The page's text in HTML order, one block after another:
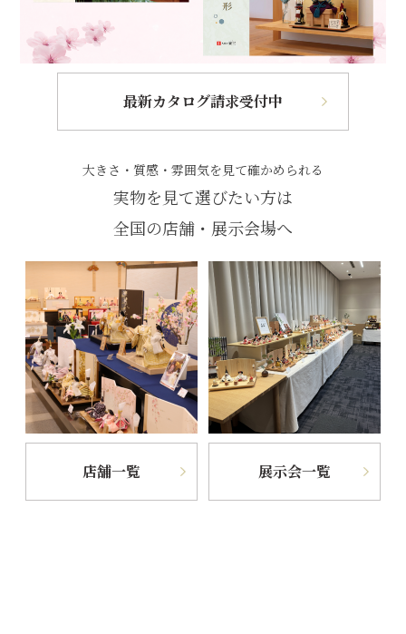
最新カタログ請求受付中
大きさ・質感・雰囲気を見て確かめられる
実物を見て選びたい方は
全国の店舗・展示会場へ
店舗一覧 展示会一覧